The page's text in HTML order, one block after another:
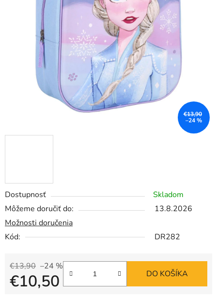
Dostupnosť
Skladom
Môžeme doručiť do:
13.8.2026
Možnosti doručenia
Kód:
DR282
€13,90 –24 %
€10,50 DO KOŠÍKA
€13,90
–24 %